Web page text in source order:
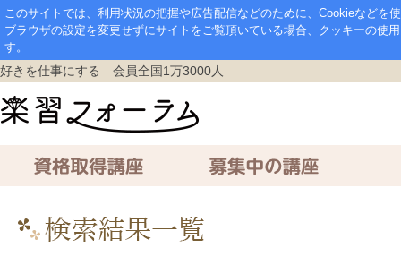
このサイトでは、利用状況の把握や広告配信などのために、Cookieなどを
ブラウザの設定を変更せずにサイトをご覧頂いている場合、クッキーの使
す。
好きを仕事にする 会員全国1万3000人